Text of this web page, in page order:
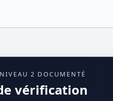
2 DOCUMENTÉ
vérification